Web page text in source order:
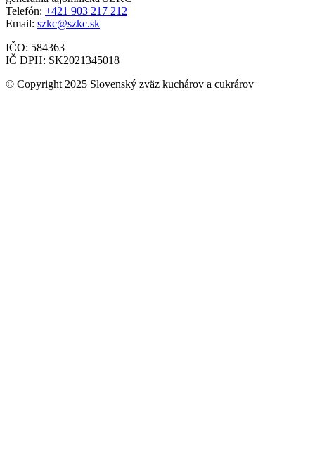
Telefón: +421 903 217 212
Email: szkc@szkc.sk
IČO: 584363
IČ DPH: SK2021345018
© Copyright 2025 Slovenský zväz kuchárov a cukrárov